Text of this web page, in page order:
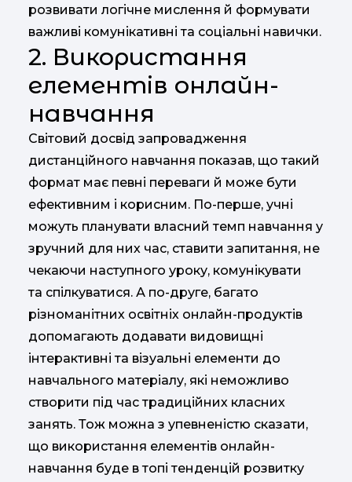
розвивати логічне мислення й формувати
важливі комунікативні та соціальні навички.
2. Використання
елементів онлайн-
навчання
Світовий досвід запровадження
дистанційного навчання показав, що такий
формат має певні переваги й може бути
ефективним і корисним. По-перше, учні
можуть планувати власний темп навчання у
зручний для них час, ставити запитання, не
чекаючи наступного уроку, комунікувати
та спілкуватися. А по-друге, багато
різноманітних освітніх онлайн-продуктів
допомагають додавати видовищні
інтерактивні та візуальні елементи до
навчального матеріалу, які неможливо
створити під час традиційних класних
занять. Тож можна з упевненістю сказати,
що використання елементів онлайн-
навчання буде в топі тенденцій розвитку